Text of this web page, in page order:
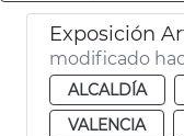
modificado
ALCALDÍA
VALENCIA